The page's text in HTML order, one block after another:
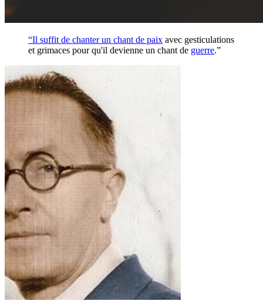
“Il suffit de chanter un chant de paix avec gesticulations
et grimaces pour qu'il devienne un chant de guerre.”